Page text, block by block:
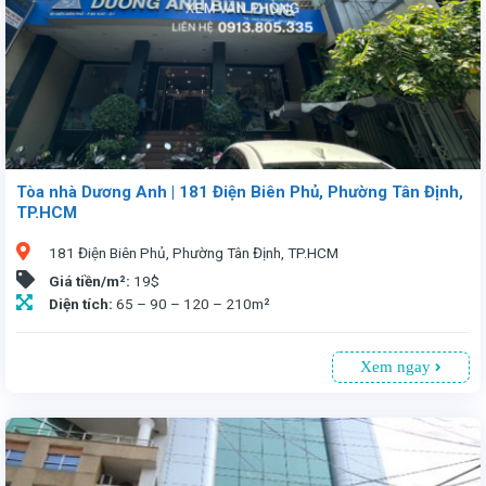
Tòa nhà Dương Anh | 181 Điện Biên Phủ, Phường Tân Định,
TP.HCM
181 Điện Biên Phủ, Phường Tân Định, TP.HCM
Giá tiền/m²: 19$
Diện tích: 65 – 90 – 120 – 210m²
Xem ngay